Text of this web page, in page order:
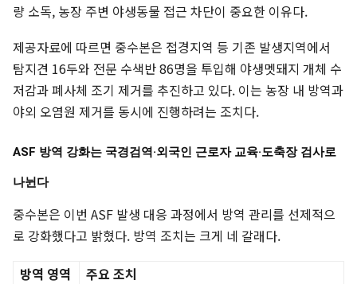
량 소독, 농장 주변 야생동물 접근 차단이 중요한 이유다.
제공자료에 따르면 중수본은 접경지역 등 기존 발생지역에서
탐지견 16두와 전문 수색반 86명을 투입해 야생멧돼지 개체 수
저감과 폐사체 조기 제거를 추진하고 있다. 이는 농장 내 방역과
야외 오염원 제거를 동시에 진행하려는 조치다.
ASF 방역 강화는 국경검역·외국인 근로자 교육·도축장 검사로
나뉜다
중수본은 이번 ASF 발생 대응 과정에서 방역 관리를 선제적으
로 강화했다고 밝혔다. 방역 조치는 크게 네 갈래다.
방역 영역
주요 조치